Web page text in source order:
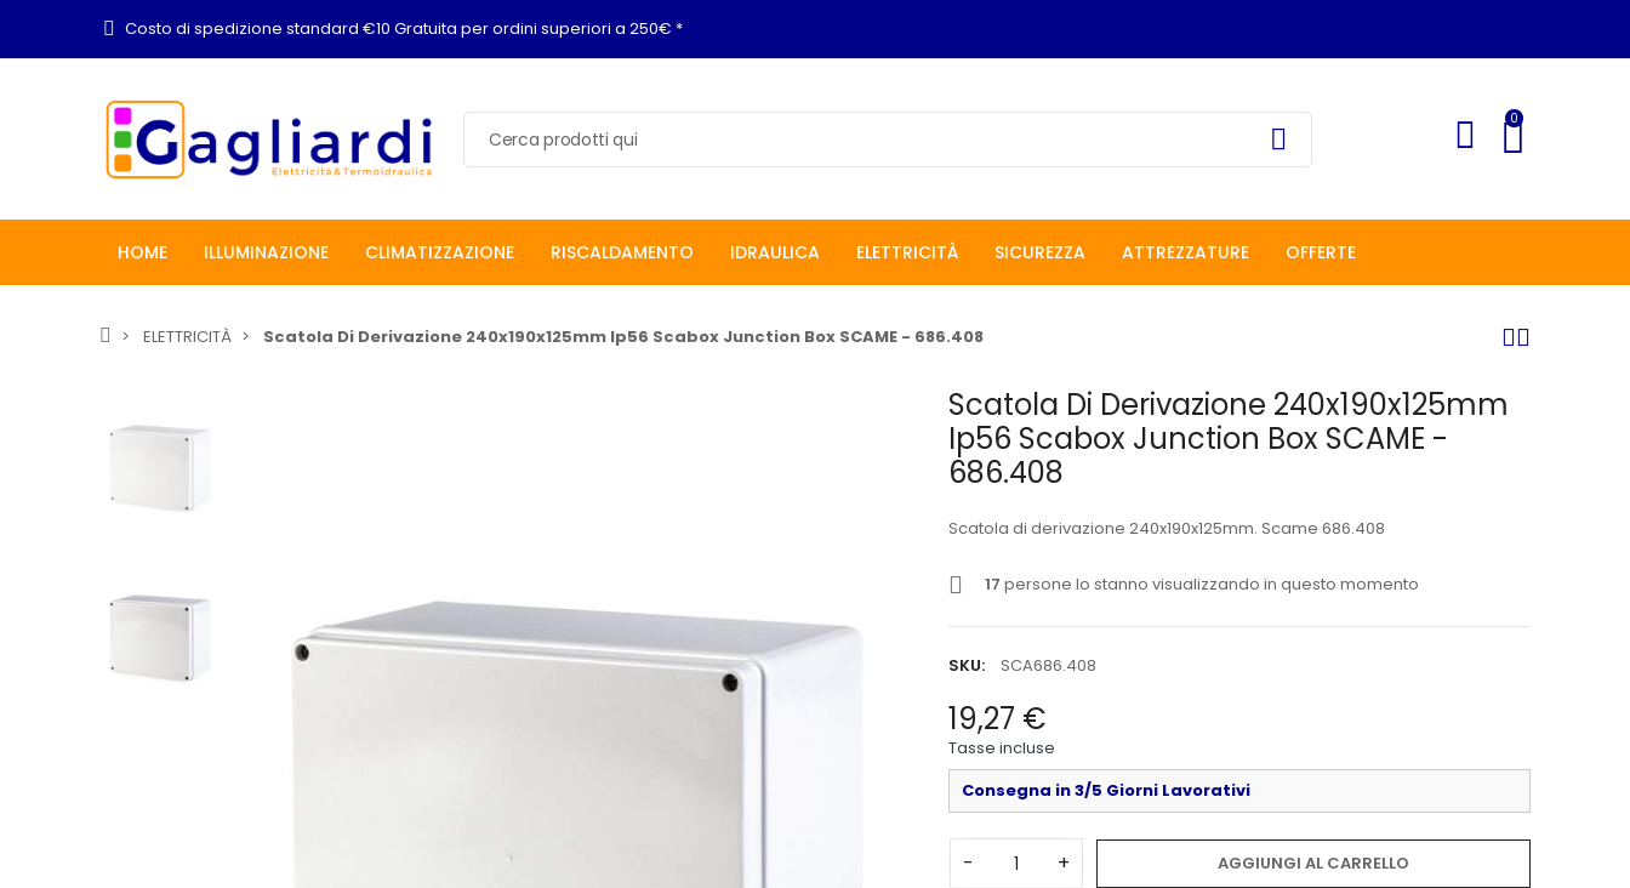
Costo di spedizione standard €10 Gratuita per ordini superiori a 250€ *
0
HOME ILLUMINAZIONE CLIMATIZZAZIONE RISCALDAMENTO IDRAULICA ELETTRICITÀ SICUREZZA ATTREZZATURE OFFERTE
ELETTRICITÀ Scatola Di Derivazione 240x190x125mm Ip56 Scabox Junction Box SCAME - 686.408
Scatola Di Derivazione 240x190x125mm
Ip56 Scabox Junction Box SCAME -
686.408
Scatola di derivazione 240x190x125mm. Scame 686.408
17 persone lo stanno visualizzando in questo momento
SKU: SCA686.408
19,27 €
Tasse incluse
Consegna in 3/5 Giorni Lavorativi
- + AGGIUNGI AL CARRELLO